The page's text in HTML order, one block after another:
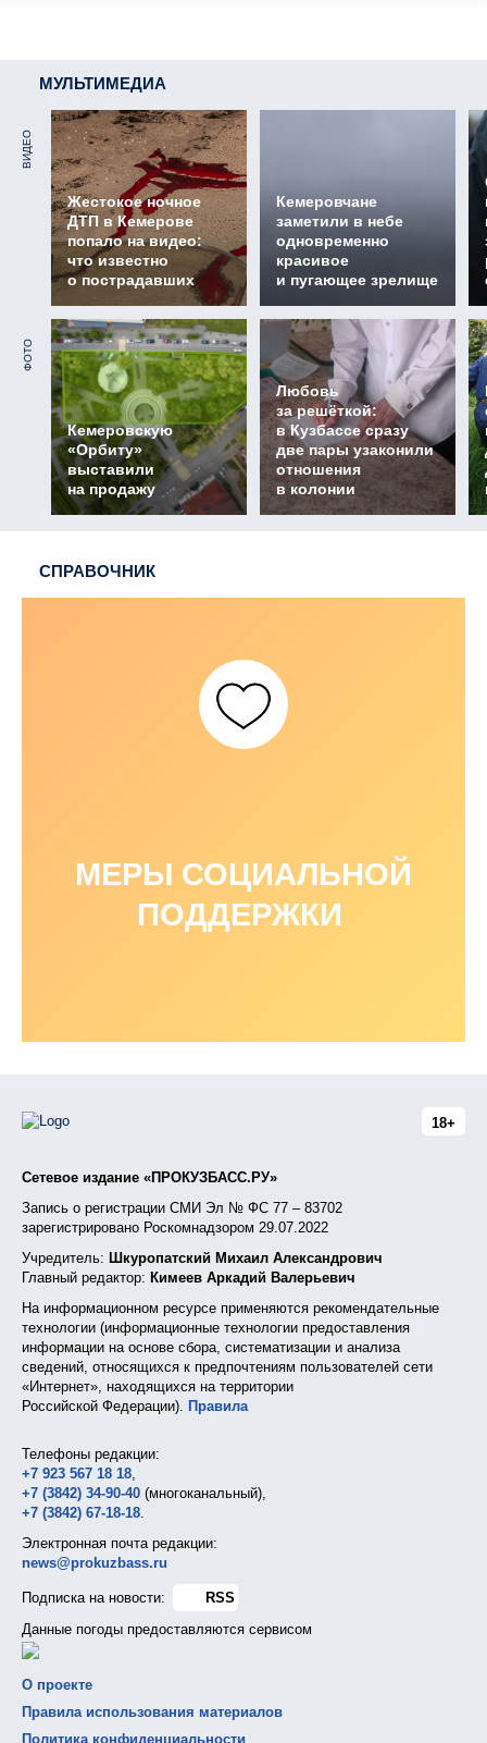
МУЛЬТИМЕДИА
ВИДЕО
Жестокое ночное
ДТП в Кемерове
попало на видео:
что известно
о пострадавших
Кемеровчане
заметили в небе
одновременно
красивое
и пугающее зрелище
ФОТО
Кемеровскую
«Орбиту»
выставили
на продажу
Любовь
за решёткой:
в Кузбассе сразу
две пары узаконили
отношения
в колонии
СПРАВОЧНИК
МЕРЫ СОЦИАЛЬНОЙ
ПОДДЕРЖКИ
18+
Сетевое издание «ПРОКУЗБАСС.РУ»
Запись о регистрации СМИ Эл № ФС 77 – 83702
зарегистрировано Роскомнадзором 29.07.2022
Учредитель: Шкуропатский Михаил Александрович
Главный редактор: Кимеев Аркадий Валерьевич
На информационном ресурсе применяются рекомендательные
технологии (информационные технологии предоставления
информации на основе сбора, систематизации и анализа
сведений, относящихся к предпочтениям пользователей сети
«Интернет», находящихся на территории
Российской Федерации). Правила
Телефоны редакции:
+7 923 567 18 18,
+7 (3842) 34-90-40 (многоканальный),
+7 (3842) 67-18-18.
Электронная почта редакции:
news@prokuzbass.ru
Подписка на новости:
RSS
Данные погоды предоставляются сервисом
О проекте
Правила использования материалов
Политика конфиденциальности